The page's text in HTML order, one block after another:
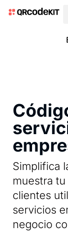
Simplifica
muestra
clientes
servicios
negocio